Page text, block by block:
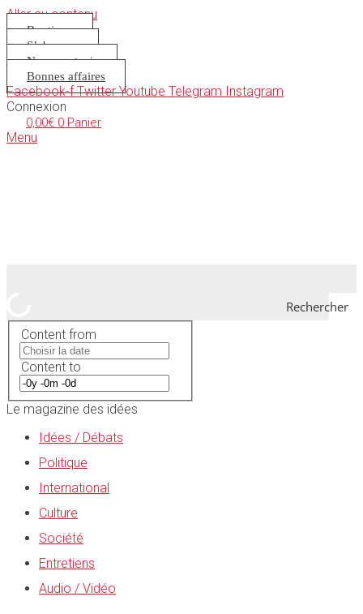
Aller au contenu
Boutique
S’abonner
Nous soutenir
Bonnes affaires
Facebook-f Twitter Youtube Telegram Instagram
Connexion
0,00€ 0 Panier
Menu
Rechercher
Content from
Content to
Le magazine des idées
Idées / Débats
Politique
International
Culture
Société
Entretiens
Audio / Vidéo